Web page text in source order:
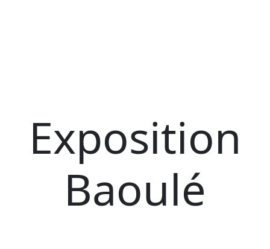
Exposition
Baoulé